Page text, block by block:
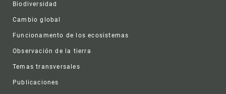
Biodiversidad
Cambio global
Funcionamento de los ecosistemas
Observación de la tierra
Temas transversales
Publicaciones